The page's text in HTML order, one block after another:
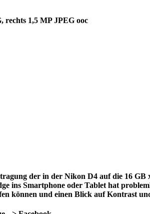
rechts 1,5 MP JPEG ooc
der in der Nikon D4 auf die 16
ins Smartphone oder Tablet hat
können und einen Blick auf Kontrast